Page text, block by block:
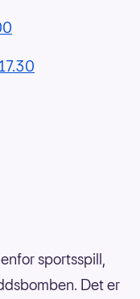
sportsspill,
Det er